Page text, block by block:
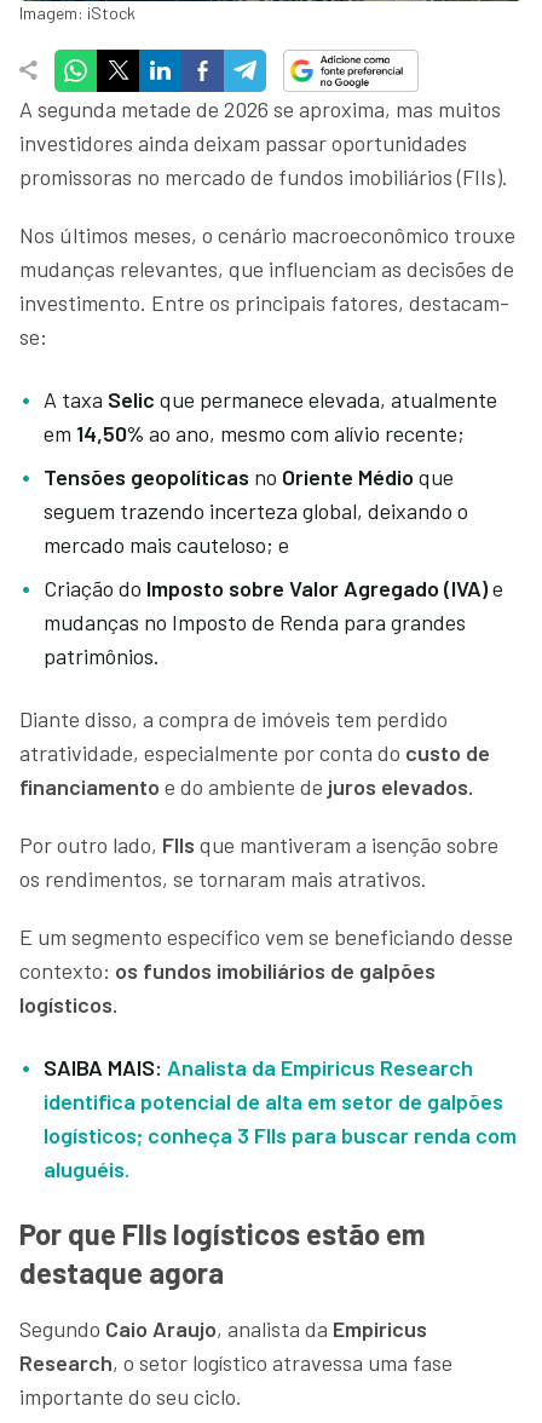
Imagem: iStock
A segunda metade de 2026 se aproxima, mas muitos
investidores ainda deixam passar oportunidades
promissoras no mercado de fundos imobiliários (FIIs).
Nos últimos meses, o cenário macroeconômico trouxe
mudanças relevantes, que influenciam as decisões de
investimento. Entre os principais fatores, destacam-
se:
A taxa Selic que permanece elevada, atualmente
em 14,50% ao ano, mesmo com alívio recente;
Tensões geopolíticas no Oriente Médio que
seguem trazendo incerteza global, deixando o
mercado mais cauteloso; e
Criação do Imposto sobre Valor Agregado (IVA)e
mudanças no Imposto de Renda para grandes
patrimônios.
Diante disso, a compra de imóveis tem perdido
atratividade, especialmente por conta do custo de
financiamento e do ambiente de juros elevados.
Por outro lado, FIIs que mantiveram a isenção sobre
os rendimentos, se tornaram mais atrativos.
E um segmento específico vem se beneficiando desse
contexto: os fundos imobiliários de galpões
logísticos.
SAIBA MAIS: Analista da Empiricus Research
identifica potencial de alta em setor de galpões
logísticos; conheça 3 FIIs para buscar renda com
aluguéis.
Por que FIIs logísticos estão em
destaque agora
Segundo Caio Araujo, analista da Empiricus
Research, o setor logístico atravessa uma fase
importante do seu ciclo.